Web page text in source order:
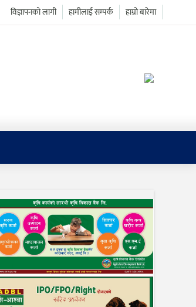
हाम्रो बारेमा
हामीलाई सम्पर्क
विज्ञापनको लागी